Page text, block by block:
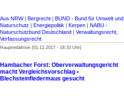
Aus NRW| Bergrecht | BUND - Bund für Umwelt und
Naturschutz | Energiepolitik | Kerpen | NABU -
Naturschutzbund Deutschland | Verwaltungsrecht,
Verfassungsrecht
Hauptredaktion [01.12.2017 - 18:33 Uhr]
Hambacher Forst: Oberverwaltungsgericht
macht Vergleichsvorschlag •
Blechsteinfledermaus gesucht